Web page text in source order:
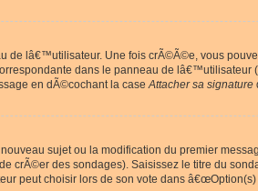
de lâ€™utilisateur. Une fois crÃ©Ã©e, vous
dans le panneau de lâ€™utilisateur
en dÃ©cochant la caseAttacher sa signature
sujet ou la modification du premier
crÃ©er des sondages). Saisissez le titre du
peut choisir lors de son vote dans